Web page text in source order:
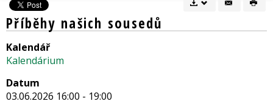
Příběhy našich sousedů
Kalendář
Kalendárium
Datum
03.06.2026 16:00 - 19:00